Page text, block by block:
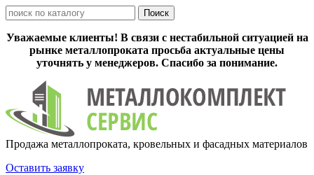
Уважаемые клиенты! В связи с нестабильной ситуацией на
рынке металлопроката просьба актуальные цены
уточнять у менеджеров. Спасибо за понимание.
Продажа металлопроката, кровельных и фасадных материалов
Оставить заявку